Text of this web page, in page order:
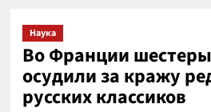
Наука
Во Франции
осудили за кражу
русских классиков